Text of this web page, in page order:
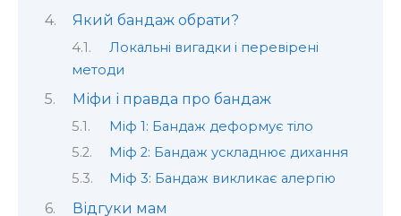
Який бандаж обрати?
Локальні вигадки і перевірені
методи
Міфи і правда про бандаж
Міф 1: Бандаж деформує тіло
Міф 2: Бандаж ускладнює дихання
Міф 3: Бандаж викликає алергію
Відгуки мам